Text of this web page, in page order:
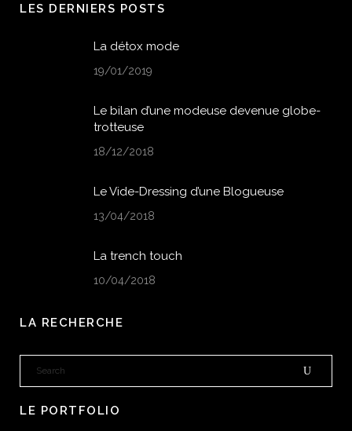
LES DERNIERS POSTS
La détox mode
19/01/2019
Le bilan d’une modeuse devenue globe-
trotteuse
18/12/2018
Le Vide-Dressing d’une Blogueuse
13/04/2018
La trench touch
10/04/2018
LA RECHERCHE
LE PORTFOLIO